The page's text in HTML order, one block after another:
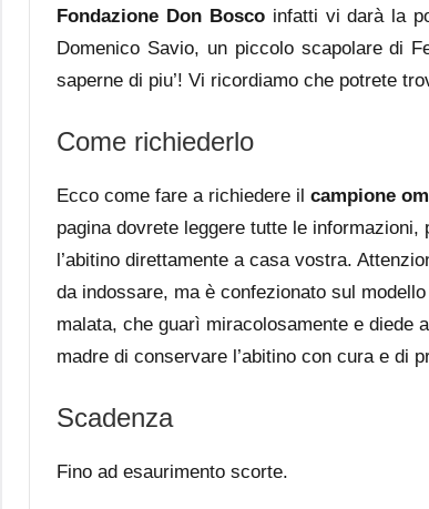
Fondazione Don Boscoinfatti vi darà la
Domenico Savio, un piccolo scapolare di
saperne di piu’! Vi ricordiamo che potrete
Come richiederlo
Ecco come fare a richiedere il campione
pagina dovrete leggere tutte le
l’abitino direttamente a casa vostra.
da indossare, ma è confezionato sul modello
malata, che guarì miracolosamente e diede
madre di conservare l’abitino con cura e di
Scadenza
Fino ad esaurimento scorte.